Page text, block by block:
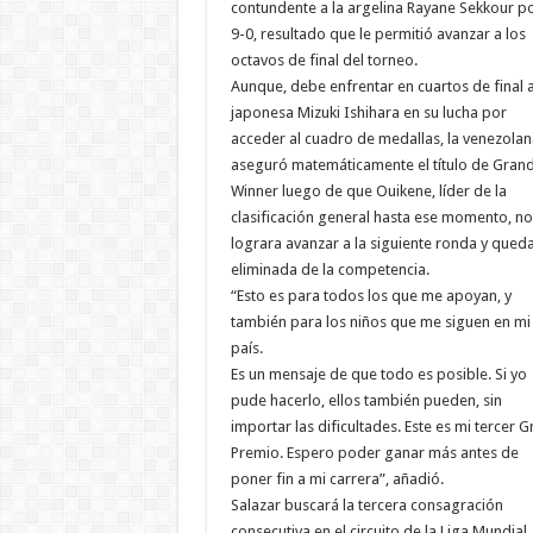
contundente a la argelina Rayane Sekkour
9-0, resultado que le permitió avanzar a los
octavos de final del torneo.
Aunque, debe enfrentar en cuartos de final
japonesa Mizuki Ishihara en su lucha por
acceder al cuadro de medallas, la
aseguró matemáticamente el título de Grand
Winner luego de que Ouikene, líder de la
clasificación general hasta ese momento, no
lograra avanzar a la siguiente ronda y
eliminada de la competencia.
“Esto es para todos los que me apoyan, y
también para los niños que me siguen en mi
país.
Es un mensaje de que todo es posible. Si yo
pude hacerlo, ellos también pueden, sin
importar las dificultades. Este es mi tercer
Premio. Espero poder ganar más antes de
poner fin a mi carrera”, añadió.
Salazar buscará la tercera consagración